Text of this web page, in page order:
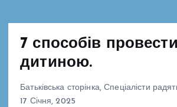
7 способів
дитиною.
Батьківська сторінка,Спеціалісти
17 Січня, 2025